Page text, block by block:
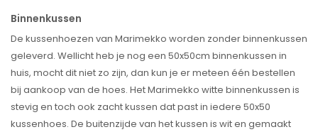
Binnenkussen
De kussenhoezen van Marimekko worden zonder binnenkussen
geleverd. Wellicht heb je nog een 50x50cm binnenkussen in
huis, mocht dit niet zo zijn, dan kun je er meteen één bestellen
bij aankoop van de hoes. Het Marimekko witte binnenkussen is
stevig en toch ook zacht kussen dat past in iedere 50x50
kussenhoes. De buitenzijde van het kussen is wit en gemaakt